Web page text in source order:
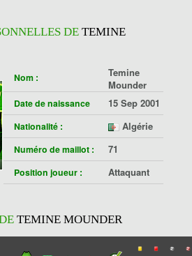
DE TEMINE
Nom :
Temine
Mounder
Date de naissance 15 Sep 2001
Nationalité : Algérie
Numéro de maillot : 71
Position joueur : Attaquant
TEMINE MOUNDER